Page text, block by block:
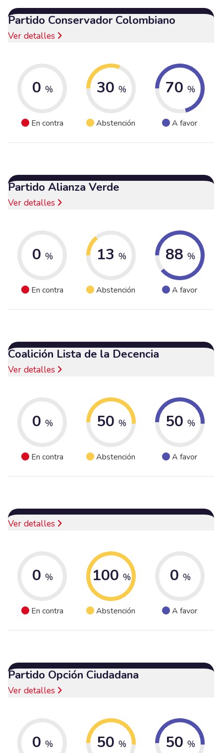
Partido Conservador Colombiano
Ver detalles
0 %
En contra
30 %
Abstención
70 %
A favor
Partido Alianza Verde
Ver detalles
0 %
En contra
13 %
Abstención
88 %
A favor
Coalición Lista de la Decencia
Ver detalles
0 %
En contra
50 %
Abstención
50 %
A favor
Ver detalles
0 %
En contra
100 %
Abstención
0 %
A favor
Partido Opción Ciudadana
Ver detalles
0 % 50 % 50 %